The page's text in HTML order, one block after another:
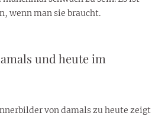
wenn man sie braucht.
und heute im
von damals zu heute zeigt